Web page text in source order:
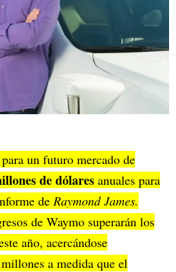
un futuro mercado de
de dólares anuales para
de Raymond James.
de Waymo superarán los
año, acercándose
a medida que el